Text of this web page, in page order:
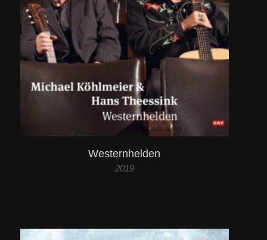
Westernhelden
2019